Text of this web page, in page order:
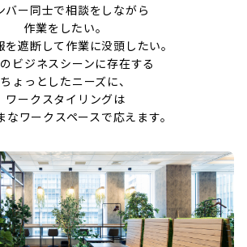
バー同士で相談をしながら
作業をしたい。
を遮断して作業に没頭したい。
ビジネスシーンに存在する
ちょっとしたニーズに、
ワークスタイリングは
なワークスペースで応えます。